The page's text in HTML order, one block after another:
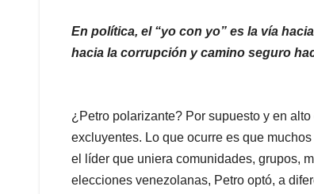
En política, el “yo con yo” es la vía
hacia la corrupción y camino seguro
¿Petro polarizante? Por supuesto y en
excluyentes. Lo que ocurre es que
el líder que uniera comunidades, grupos,
elecciones venezolanas, Petro optó, a